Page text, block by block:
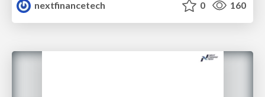
nextfinancetech
0 160